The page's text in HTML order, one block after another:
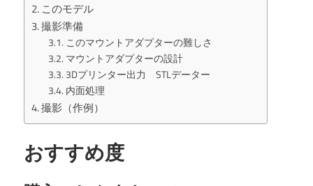
このモデル
撮影準備
このマウントアダプターの難しさ
マウントアダプターの設計
3Dプリンター出力 STLデーター
内面処理
撮影（作例）
おすすめ度